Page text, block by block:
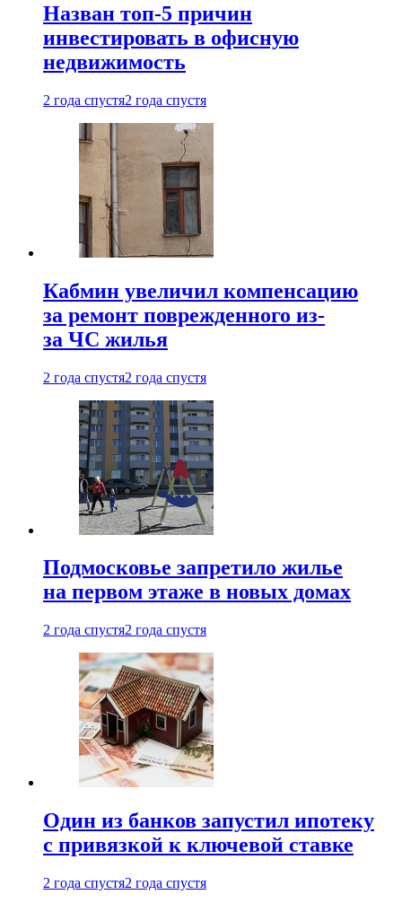
Назван топ-5 причин
инвестировать в офисную
недвижимость
2 года спустя2 года спустя
Кабмин увеличил компенсацию
за ремонт поврежденного из-
за ЧС жилья
2 года спустя2 года спустя
Подмосковье запретило жилье
на первом этаже в новых домах
2 года спустя2 года спустя
Один из банков запустил ипотеку
с привязкой к ключевой ставке
2 года спустя2 года спустя